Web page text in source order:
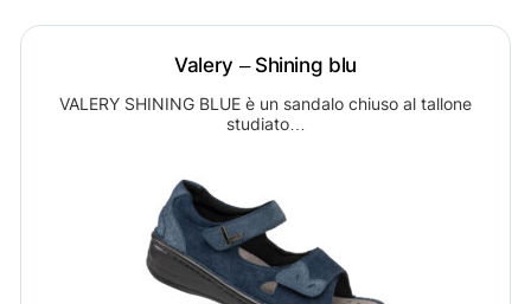
Valery – Shining blu
VALERY SHINING BLUE è un sandalo chiuso al tallone
studiato…